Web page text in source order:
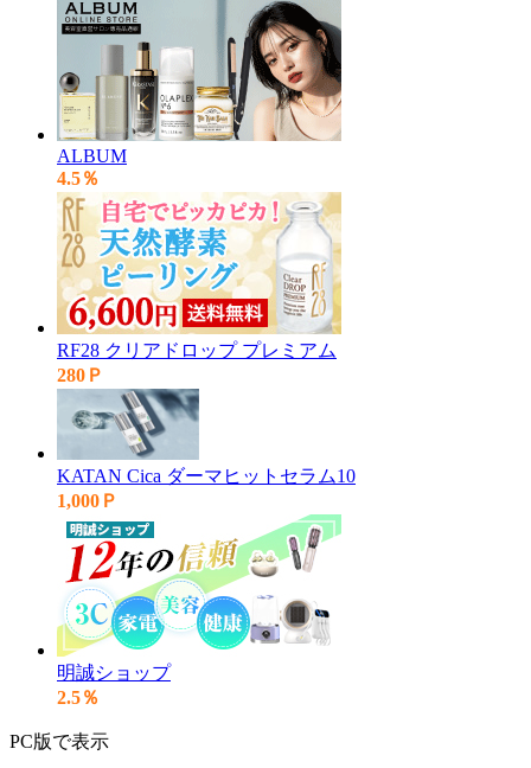
ALBUM
4.5％
RF28 クリアドロップ プレミアム
280Ｐ
KATAN Cica ダーマヒットセラム10
1,000Ｐ
明誠ショップ
2.5％
PC版で表示